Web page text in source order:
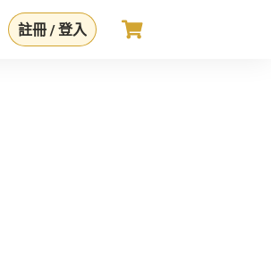
註冊 / 登入